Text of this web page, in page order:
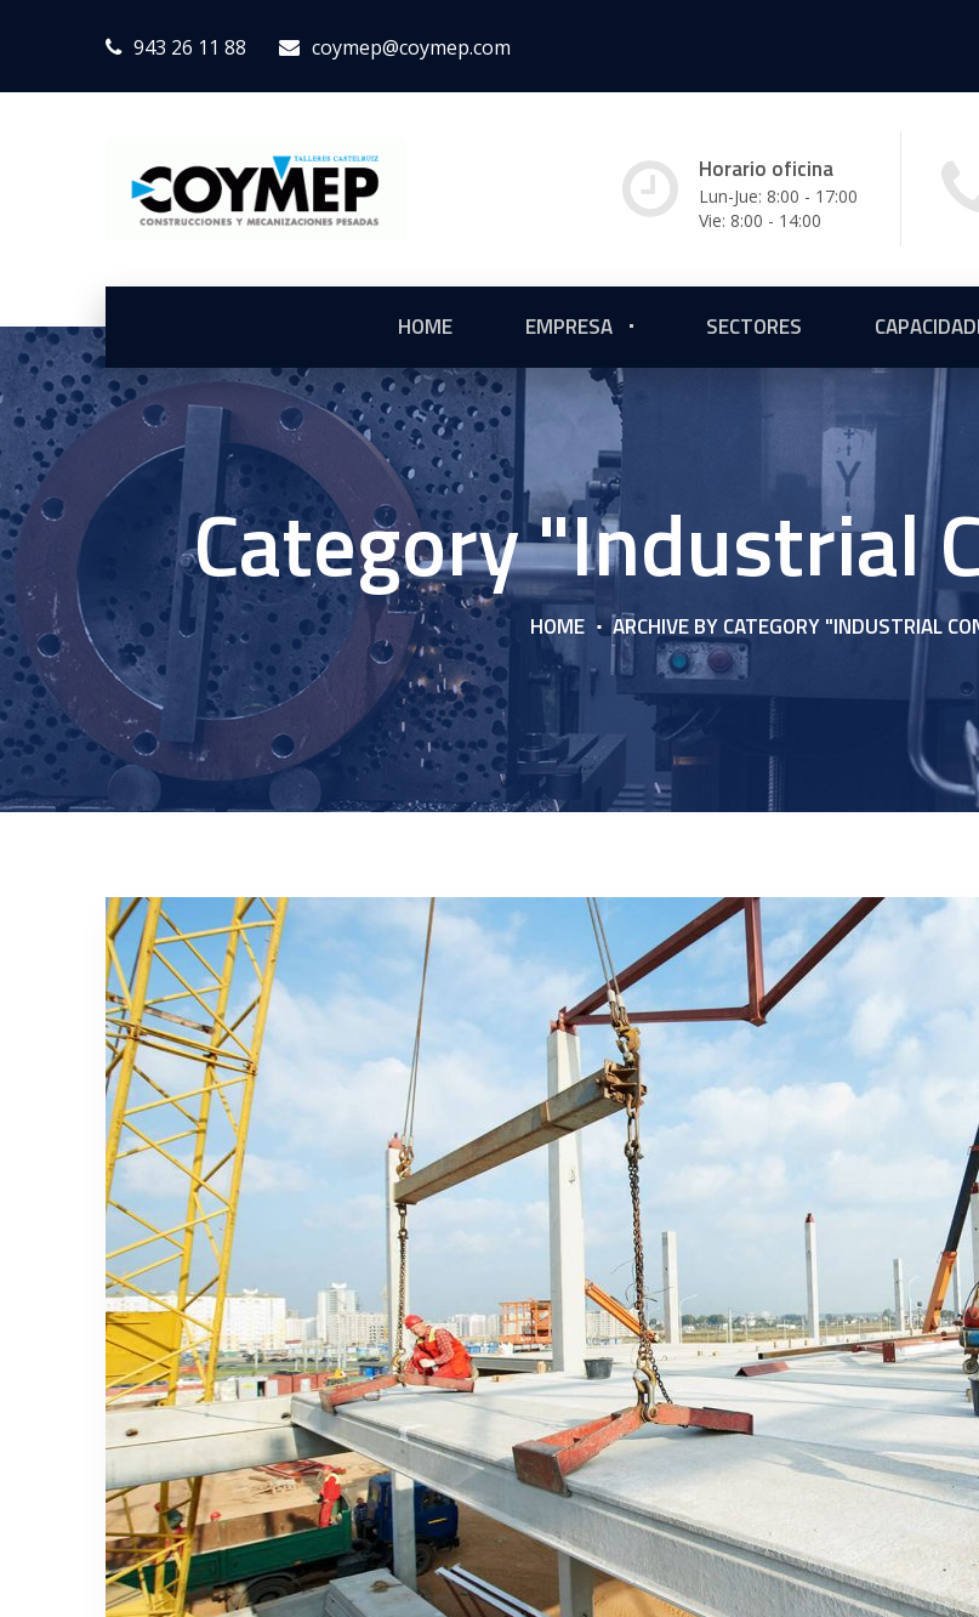
943 26 11 88 coymep@coymep.com
Horario oficina
Lun-Jue: 8:00 - 17:00
Vie: 8:00 - 14:00
HOME EMPRESA SECTORES
Category "Industrial
HOME ARCHIVE BY CATEGORY "INDUSTRIAL